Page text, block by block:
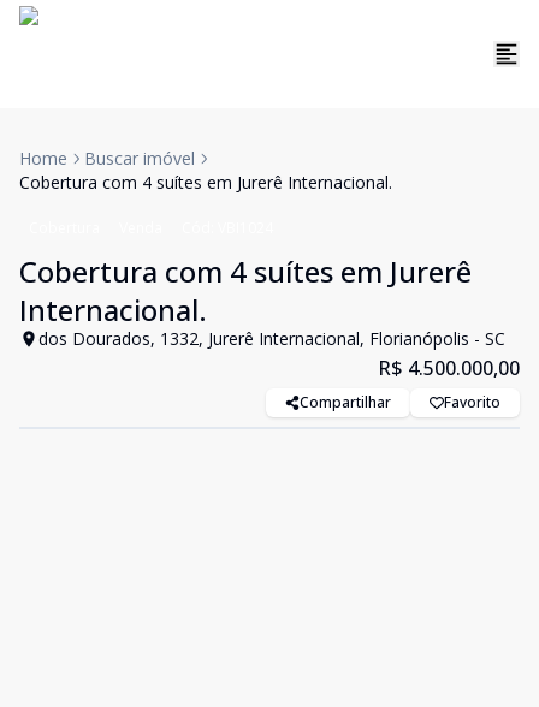
Home
Buscar imóvel
Cobertura com 4 suítes em Jurerê Internacional.
Cobertura com 4 suítes em Jurerê
Internacional.
dos Dourados, 1332, Jurerê Internacional, Florianópolis - SC
R$ 4.500.000,00
Compartilhar Favorito